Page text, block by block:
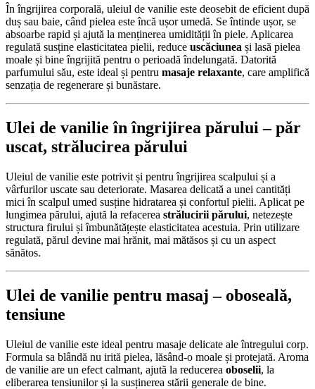
În îngrijirea corporală, uleiul de vanilie este deosebit de eficient după
duș sau baie, când pielea este încă ușor umedă. Se întinde ușor, se
absoarbe rapid și ajută la menținerea umidității în piele. Aplicarea
regulată susține elasticitatea pielii, reduce uscăciunea și lasă pielea
moale și bine îngrijită pentru o perioadă îndelungată. Datorită
parfumului său, este ideal și pentru masaje relaxante, care amplifică
senzația de regenerare și bunăstare.
Ulei de vanilie în îngrijirea părului –păr
uscat, strălucirea părului
Uleiul de vanilie este potrivit și pentru îngrijirea scalpului și a
vârfurilor uscate sau deteriorate. Masarea delicată a unei cantități
mici în scalpul umed susține hidratarea și confortul pielii. Aplicat pe
lungimea părului, ajută la refacerea strălucirii părului, netezește
structura firului și îmbunătățește elasticitatea acestuia. Prin utilizare
regulată, părul devine mai hrănit, mai mătăsos și cu un aspect
sănătos.
Ulei de vanilie pentru masaj – oboseală,
tensiune
Uleiul de vanilie este ideal pentru masaje delicate ale întregului corp.
Formula sa blândă nu irită pielea, lăsând-o moale și protejată. Aroma
de vanilie are un efect calmant, ajută la reducerea oboselii, la
eliberarea tensiunilor și la susținerea stării generale de bine.